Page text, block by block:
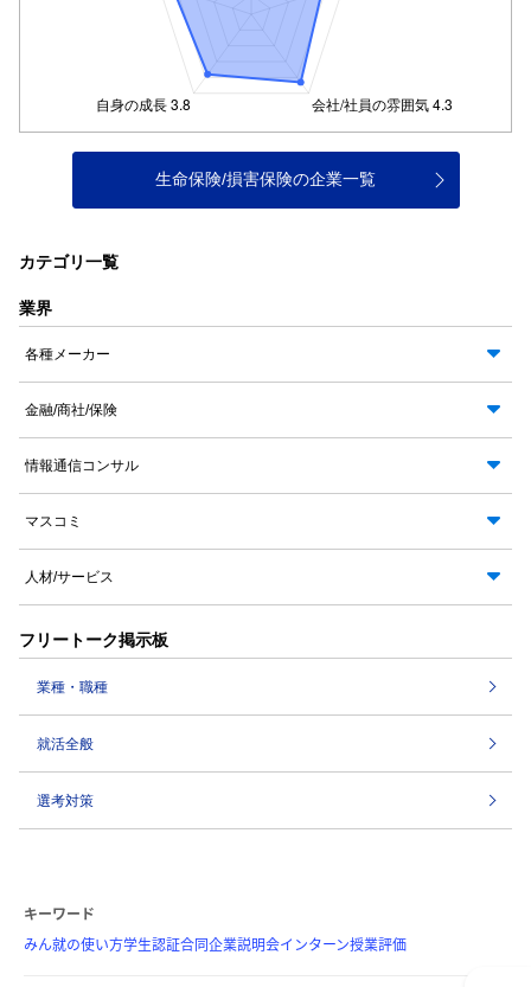
生命保険/損害保険の企業一覧
カテゴリ一覧
業界
各種メーカー
金融/商社/保険
情報通信コンサル
マスコミ
人材/サービス
フリートーク掲示板
業種・職種
就活全般
選考対策
キーワード
みん就の使い方学生認証合同企業説明会インターン授業評価